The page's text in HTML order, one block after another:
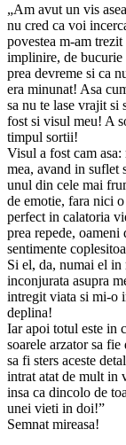
„Am avut un vis
nu cred ca voi
povestea m-am
implinire, de bucurie
prea devreme si ca
era minunat! Asa
sa nu te lase vrajit si
fost si visul meu! A
timpul sortii!
Visul a fost cam
mea, avand in suflet
unul din cele mai
de emotie, fara nici
perfect in calatoria
prea repede,
sentimente
Si el, da, numai el in
inconjurata asupra
intregit viata si mi-o
deplina!
Iar apoi totul este in
soarele arzator sa
sa fi sters aceste
intrat atat de mult in
insa ca dincolo de
unei vieti in doi!”
Semnat mireasa!